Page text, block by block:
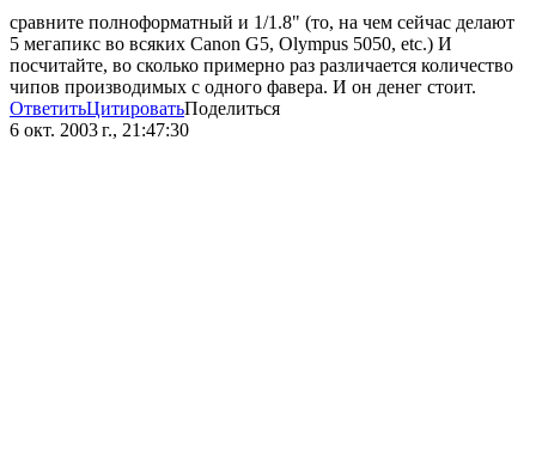
сравните полноформатный и 1/1.8" (то, на чем сейчас делают
5 мегапикс во всяких Canon G5, Olympus 5050, etc.) И
посчитайте, во сколько примерно раз различается количество
чипов производимых с одного фавера. И он денег стоит.
ОтветитьЦитироватьПоделиться
6 окт. 2003 г., 21:47:30